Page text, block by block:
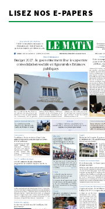
LISEZ NOS E-PAPERS